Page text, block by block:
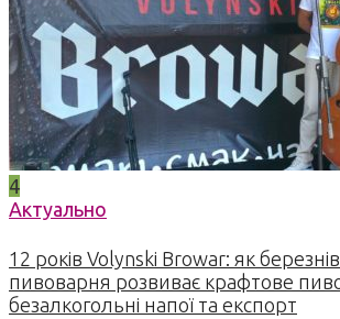
4
Актуально
12 років Volynski Browar: як
пивоварня розвиває крафтове
безалкогольні напої та експорт